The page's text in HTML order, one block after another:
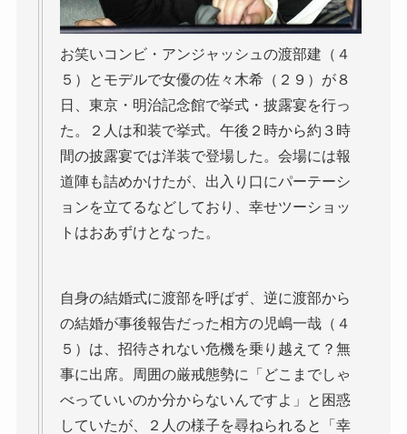
お笑いコンビ・アンジャッシュの渡部建（４
５）とモデルで女優の佐々木希（２９）が８
日、東京・明治記念館で挙式・披露宴を行っ
た。２人は和装で挙式。午後２時から約３時
間の披露宴では洋装で登場した。会場には報
道陣も詰めかけたが、出入り口にパーテーシ
ョンを立てるなどしており、幸せツーショッ
トはおあずけとなった。
自身の結婚式に渡部を呼ばず、逆に渡部から
の結婚が事後報告だった相方の児嶋一哉（４
５）は、招待されない危機を乗り越えて？無
事に出席。周囲の厳戒態勢に「どこまでしゃ
べっていいのか分からないんですよ」と困惑
していたが、２人の様子を尋ねられると「幸